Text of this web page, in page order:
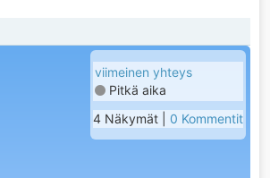
viimeinen yhteys
Pitkä aika
4 Näkymät | 0 Kommentit